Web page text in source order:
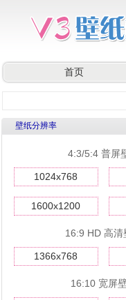
首页
壁纸分辨率
4:3/5:4 普屏
1024x768
1600x1200
16:9 HD 高清
1366x768
16:10 宽屏